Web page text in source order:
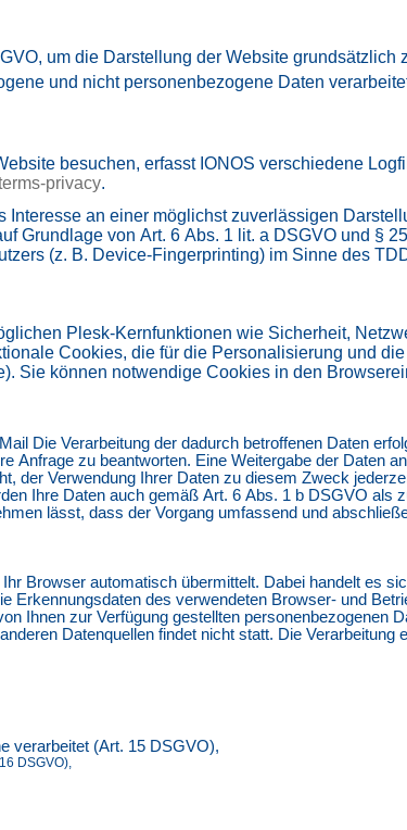
um die Darstellung der Website grundsätzlich
und nicht personenbezogene Daten
besuchen, erfasst IONOS verschiedene
privacy.
an einer möglichst zuverlässigen
Grundlage von Art. 6 Abs. 1 lit. a DSGVO und §
(z. B. Device-Fingerprinting) im Sinne des
Plesk-Kernfunktionen wie Sicherheit,
Cookies, die für die Personalisierung und
Sie können notwendige Cookies in den
Die Verarbeitung der dadurch betroffenen Daten
Anfrage zu beantworten. Eine Weitergabe der Daten
der Verwendung Ihrer Daten zu diesem Zweck
Ihre Daten auch gemäß Art. 6 Abs. 1 b DSGVO als
lässt, dass der Vorgang umfassend und
Browser automatisch übermittelt. Dabei handelt es
Erkennungsdaten des verwendeten Browser- und
Ihnen zur Verfügung gestellten personenbezogenen
Datenquellen findet nicht statt. Die Verarbeitung
verarbeitet (Art. 15 DSGVO),
DSGVO),